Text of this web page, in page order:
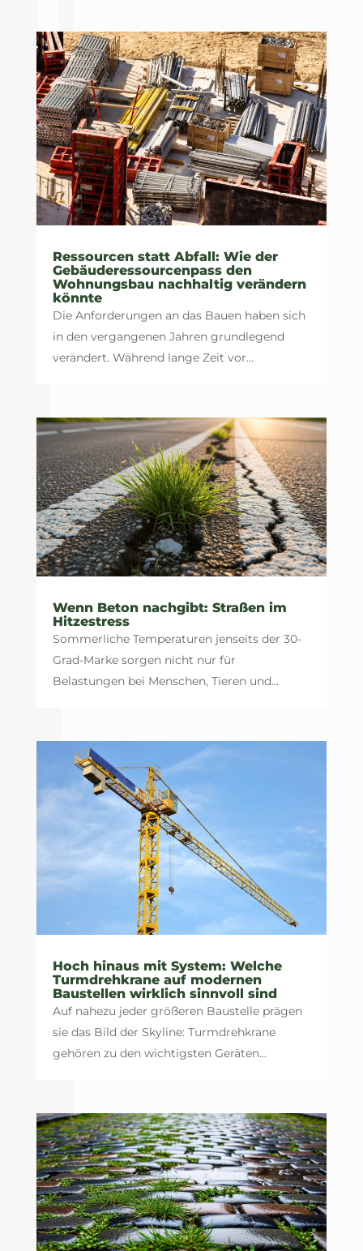
Ressourcen statt Abfall: Wie der
Gebäuderessourcenpass den
Wohnungsbau nachhaltig verändern
könnte
Die Anforderungen an das Bauen haben sich
in den vergangenen Jahren grundlegend
verändert. Während lange Zeit vor...
Wenn Beton nachgibt: Straßen im
Hitzestress
Sommerliche Temperaturen jenseits der 30-
Grad-Marke sorgen nicht nur für
Belastungen bei Menschen, Tieren und...
Hoch hinaus mit System: Welche
Turmdrehkrane auf modernen
Baustellen wirklich sinnvoll sind
Auf nahezu jeder größeren Baustelle prägen
sie das Bild der Skyline: Turmdrehkrane
gehören zu den wichtigsten Geräten...